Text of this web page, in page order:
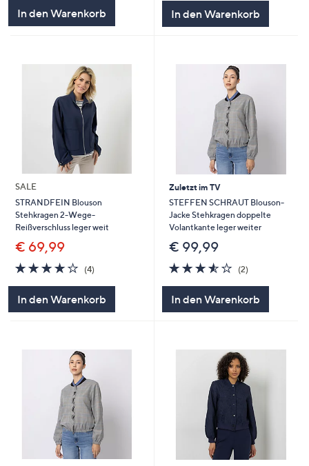
In den Warenkorb In den Warenkorb
SALE
STRANDFEIN Blouson
Stehkragen 2-Wege-
Reißverschluss leger weit
€ 69,99
3.8
von
(4)4
In den Warenkorb
Zuletzt im TV
STEFFEN SCHRAUT Blouson-
Jacke Stehkragen doppelte
Volantkante leger weiter
€ 99,99
3.5
von
(2)2
In den Warenkorb